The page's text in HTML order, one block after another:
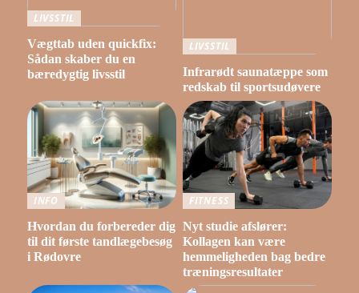
LIVSSTIL
Vægttab uden quickfix:
Sådan skaber du en
bæredygtig livsstil
LIVSSTIL
Infrarødt saunatæppe som
redskab til sportsudøvere
INFO
Hvordan du forbereder dig
til dit første tandlægebesøg
i Rødovre
FITNESS
Nyt studie afslører:
Kollagen kan være
hemmeligheden bag bedre
træningsresultater